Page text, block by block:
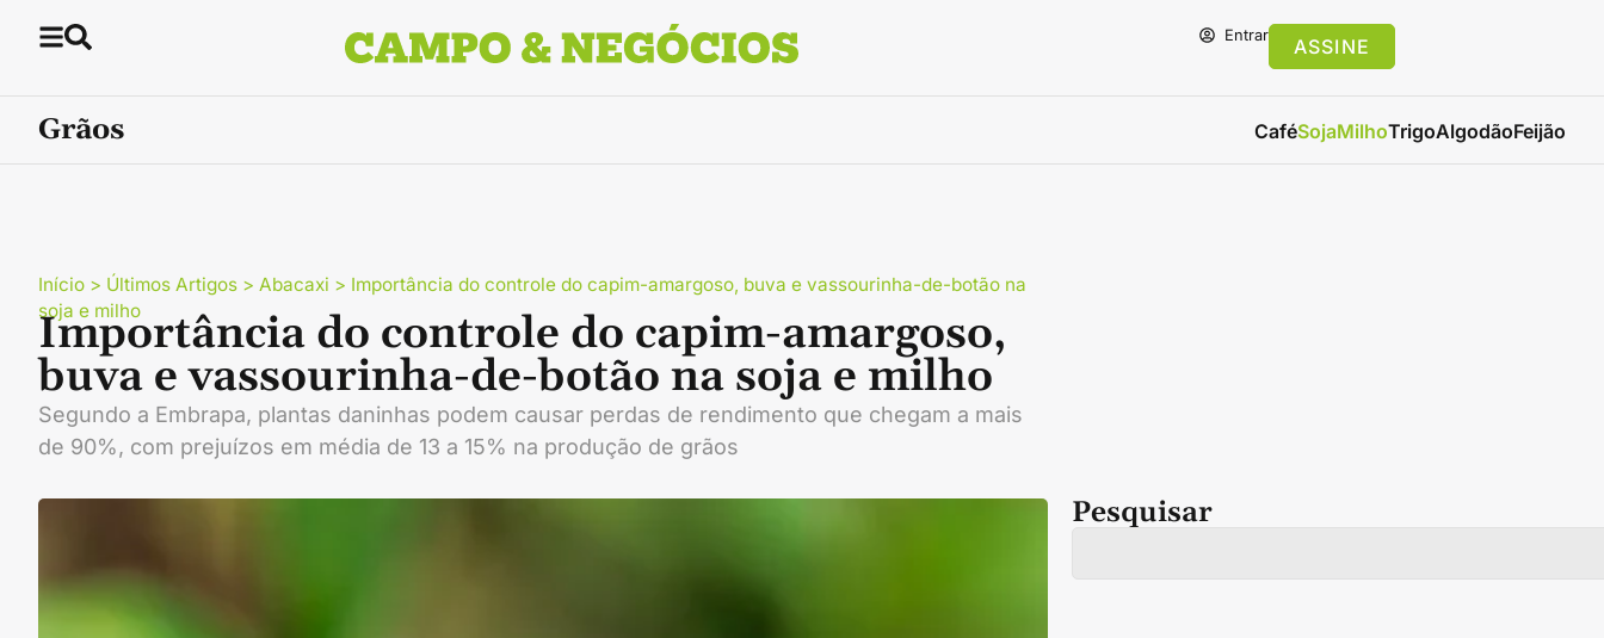
Entrar ASSINE
Grãos CaféSojaMilhoTrigoAlgodãoFeijão
Início > Últimos Artigos > Abacaxi > Importância do controle do capim-amargoso, buva e vassourinha-de-botão na
soja e milho
Importância do controle do capim-amargoso,
buva e vassourinha-de-botão na soja e milho
Segundo a Embrapa, plantas daninhas podem causar perdas de rendimento que chegam a mais
de 90%, com prejuízos em média de 13 a 15% na produção de grãos
Pesquisar